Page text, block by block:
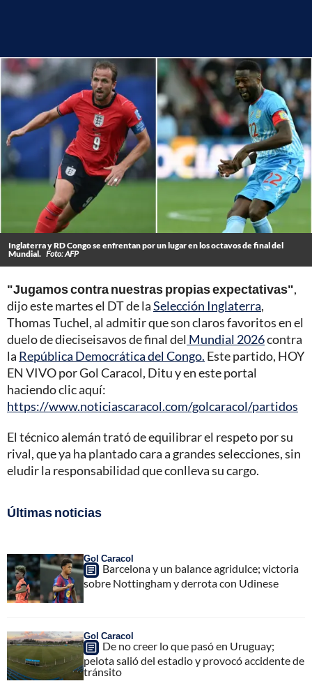
Inglaterra y RD Congo se enfrentan por un lugar en los octavos de final del
Mundial. Foto: AFP
"Jugamos contra nuestras propias expectativas",
dijo este martes el DT de laSelección Inglaterra,
Thomas Tuchel, al admitir que son claros favoritos en el
duelo de dieciseisavos de final del Mundial 2026contra
la República Democrática del Congo. Este partido, HOY
EN VIVO por Gol Caracol, Ditu y en este portal
haciendo clic aquí:
https://www.noticiascaracol.com/golcaracol/partidos
El técnico alemán trató de equilibrar el respeto por su
rival, que ya ha plantado cara a grandes selecciones, sin
eludir la responsabilidad que conlleva su cargo.
Últimas noticias
Gol Caracol
Barcelona y un balance agridulce; victoria
sobre Nottingham y derrota con Udinese
Gol Caracol
De no creer lo que pasó en Uruguay;
pelota salió del estadio y provocó accidente de
tránsito